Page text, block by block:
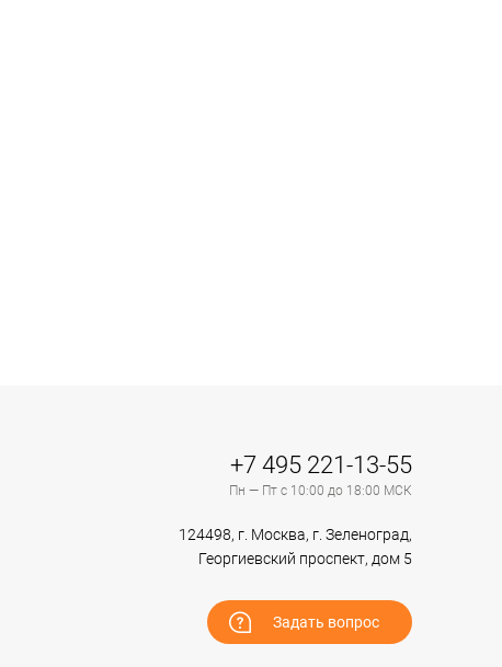
+7 495 221-13-55
Пн — Пт с 10:00 до 18:00 МСК
124498, г. Москва, г. Зеленоград,
Георгиевский проспект, дом 5
Задать вопрос